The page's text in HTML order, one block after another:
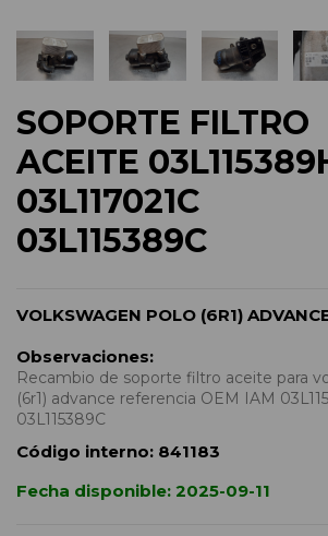
SOPORTE FILTRO
ACEITE
03L117021C
03L115389C
VOLKSWAGEN POLO (6R1)
Observaciones:
Recambio de soporte filtro aceite para
(6r1) advance referencia OEM IAM
03L115389C
Código interno: 841183
Fecha disponible: 2025-09-11